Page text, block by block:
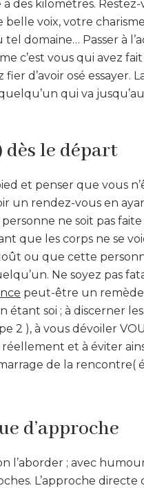
à des kilomètres.
belle voix, votre
domaine… Passer à
c’est vous qui avez
fier d’avoir osé essayer.
qui va
dès le départ
et penser que vous
un rendez-vous en
ne soit pas
que les corps ne se
ou que cette
Ne soyez pas
peut-être un remède
étant soi ; à discerner
2 ), à vous dévoiler
et à éviter
de la rencontre(
d’approche
l’aborder ; avec
L’approche